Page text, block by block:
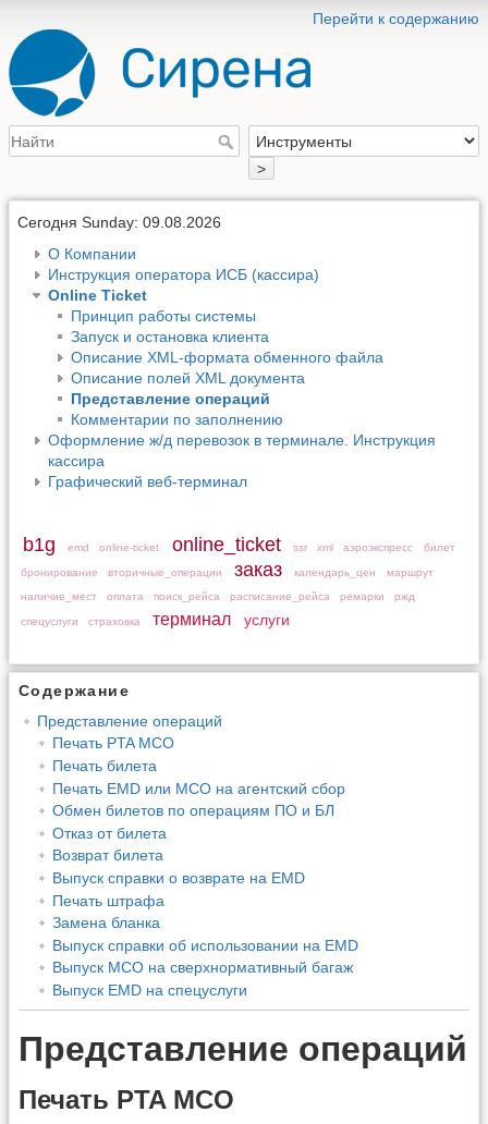
Перейти к содержанию
>
Сегодня Sunday: 09.08.2026
О Компании
Инструкция оператора ИСБ (кассира)
Online Ticket
Принцип работы системы
Запуск и остановка клиента
Описание XML-формата обменного файла
Описание полей XML документа
Представление операций
Комментарии по заполнению
Оформление ж/д перевозок в терминале. Инструкция
кассира
Графический веб-терминал
b1g emd online-ticket online_ticket ssr xml аэроэкспресс билет
бронирование вторичные_операции заказ календарь_цен
маршрут
наличие_мест
оплата поиск_рейса расписание_рейса ремарки ржд
спецуслуги страховка терминал услуги
Содержание
Представление операций
Печать PTA MCO
Печать билета
Печать EMD или MCO на агентский сбор
Обмен билетов по операциям ПО и БЛ
Отказ от билета
Возврат билета
Выпуск справки о возврате на EMD
Печать штрафа
Замена бланка
Выпуск справки об использовании на EMD
Выпуск MCO на сверхнормативный багаж
Выпуск EMD на спецуслуги
Представление операций
Печать PTA MCO